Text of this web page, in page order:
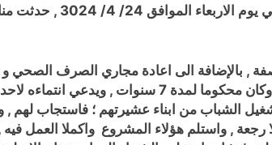
المضطرب ؛ ومن هذه السلبيات انتشار العناصر المسيئة والتي
, بالإضافة الى اعادة مجاري الصرف
) … الخ ؛ وانجز المقاول نصف المشروع الموكل اليه , وفي هذه الاثناء خرج المدعو ( س) من احدى السجون وكان محكوما
الشباب من ابناء عشيرتهم ؛ فاستجاب لهم ,
, واستلم هؤلاء المشروع واكملا العمل